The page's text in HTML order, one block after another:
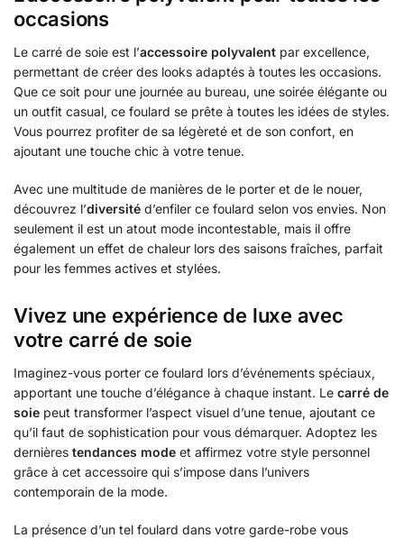
occasions
Le carré de soie est l’accessoire polyvalent par excellence,
permettant de créer des looks adaptés à toutes les occasions.
Que ce soit pour une journée au bureau, une soirée élégante ou
un outfit casual, ce foulard se prête à toutes les idées de styles.
Vous pourrez profiter de sa légèreté et de son confort, en
ajoutant une touche chic à votre tenue.
Avec une multitude de manières de le porter et de le nouer,
découvrez l’diversité d’enfiler ce foulard selon vos envies. Non
seulement il est un atout mode incontestable, mais il offre
également un effet de chaleur lors des saisons fraîches, parfait
pour les femmes actives et stylées.
Vivez une expérience de luxe avec
votre carré de soie
Imaginez-vous porter ce foulard lors d’événements spéciaux,
apportant une touche d’élégance à chaque instant. Le carré de
soie peut transformer l’aspect visuel d’une tenue, ajoutant ce
qu’il faut de sophistication pour vous démarquer. Adoptez les
dernières tendances mode et affirmez votre style personnel
grâce à cet accessoire qui s’impose dans l’univers
contemporain de la mode.
La présence d’un tel foulard dans votre garde-robe vous